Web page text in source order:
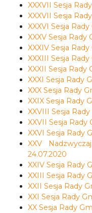
XXXVII Sesja
XXXVII Sesja
XXXVI Sesja
XXXV Sesja
XXXIV Sesja
XXXIII Sesja
XXXII Sesja
XXXI Sesja Rady
XXX Sesja Rady
XXIX Sesja Rady
XXVIII Sesja
XXVII Sesja
XXVI Sesja Rady
XXV
24.07.2020
XXIV Sesja Rady
XXIII Sesja Rady
XXII Sesja Rady
XXI Sesja Rady
XX Sesja Rady